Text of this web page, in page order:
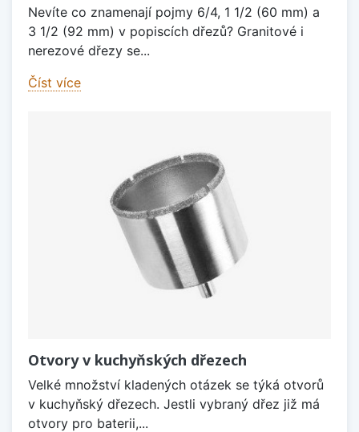
Nevíte co znamenají pojmy 6/4, 1 1/2 (60 mm) a
3 1/2 (92 mm) v popiscích dřezů? Granitové i
nerezové dřezy se...
Číst více
Otvory v kuchyňských dřezech
Velké množství kladených otázek se týká otvorů
v kuchyňský dřezech. Jestli vybraný dřez již má
otvory pro baterii,...